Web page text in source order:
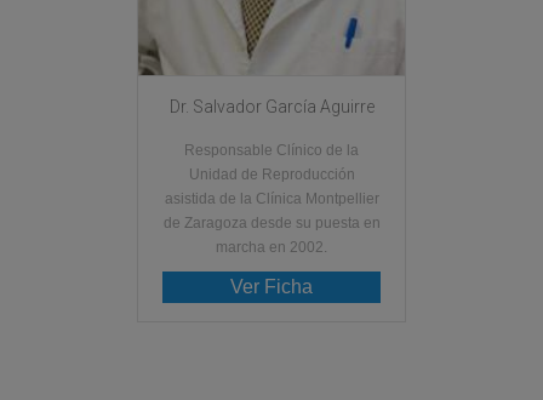
Dr. Salvador García Aguirre
Responsable Clínico de la
Unidad de Reproducción
asistida de la Clínica Montpellier
de Zaragoza desde su puesta en
marcha en 2002.
Ver Ficha